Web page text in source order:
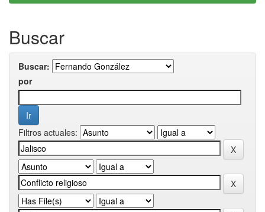
Buscar
Buscar:
por
Filtros actuales: